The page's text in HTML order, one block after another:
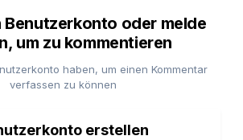
Benutzerkonto oder melde
um zu kommentieren
haben, um einen Kommentar
verfassen zu können
erstellen